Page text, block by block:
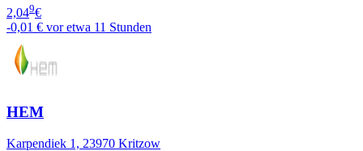
2,049€
-0,01 € vor etwa 11 Stunden
HEM
Karpendiek 1, 23970 Kritzow